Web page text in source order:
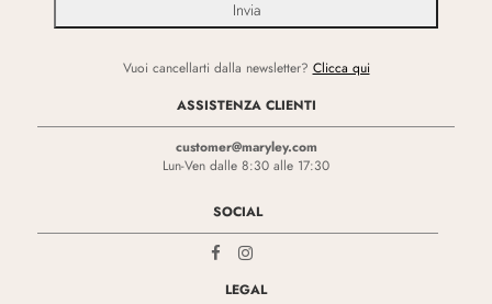
Vuoi cancellarti dalla newsletter? Clicca qui
ASSISTENZA CLIENTI
customer@maryley.com
Lun-Ven dalle 8:30 alle 17:30
SOCIAL
LEGAL